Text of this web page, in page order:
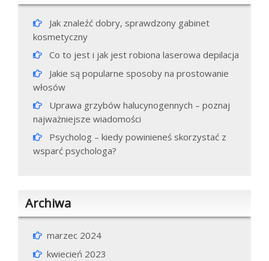
Jak znaleźć dobry, sprawdzony gabinet
kosmetyczny
Co to jest i jak jest robiona laserowa depilacja
Jakie są popularne sposoby na prostowanie
włosów
Uprawa grzybów halucynogennych – poznaj
najważniejsze wiadomości
Psycholog – kiedy powinieneś skorzystać z
wsparć psychologa?
Archiwa
marzec 2024
kwiecień 2023